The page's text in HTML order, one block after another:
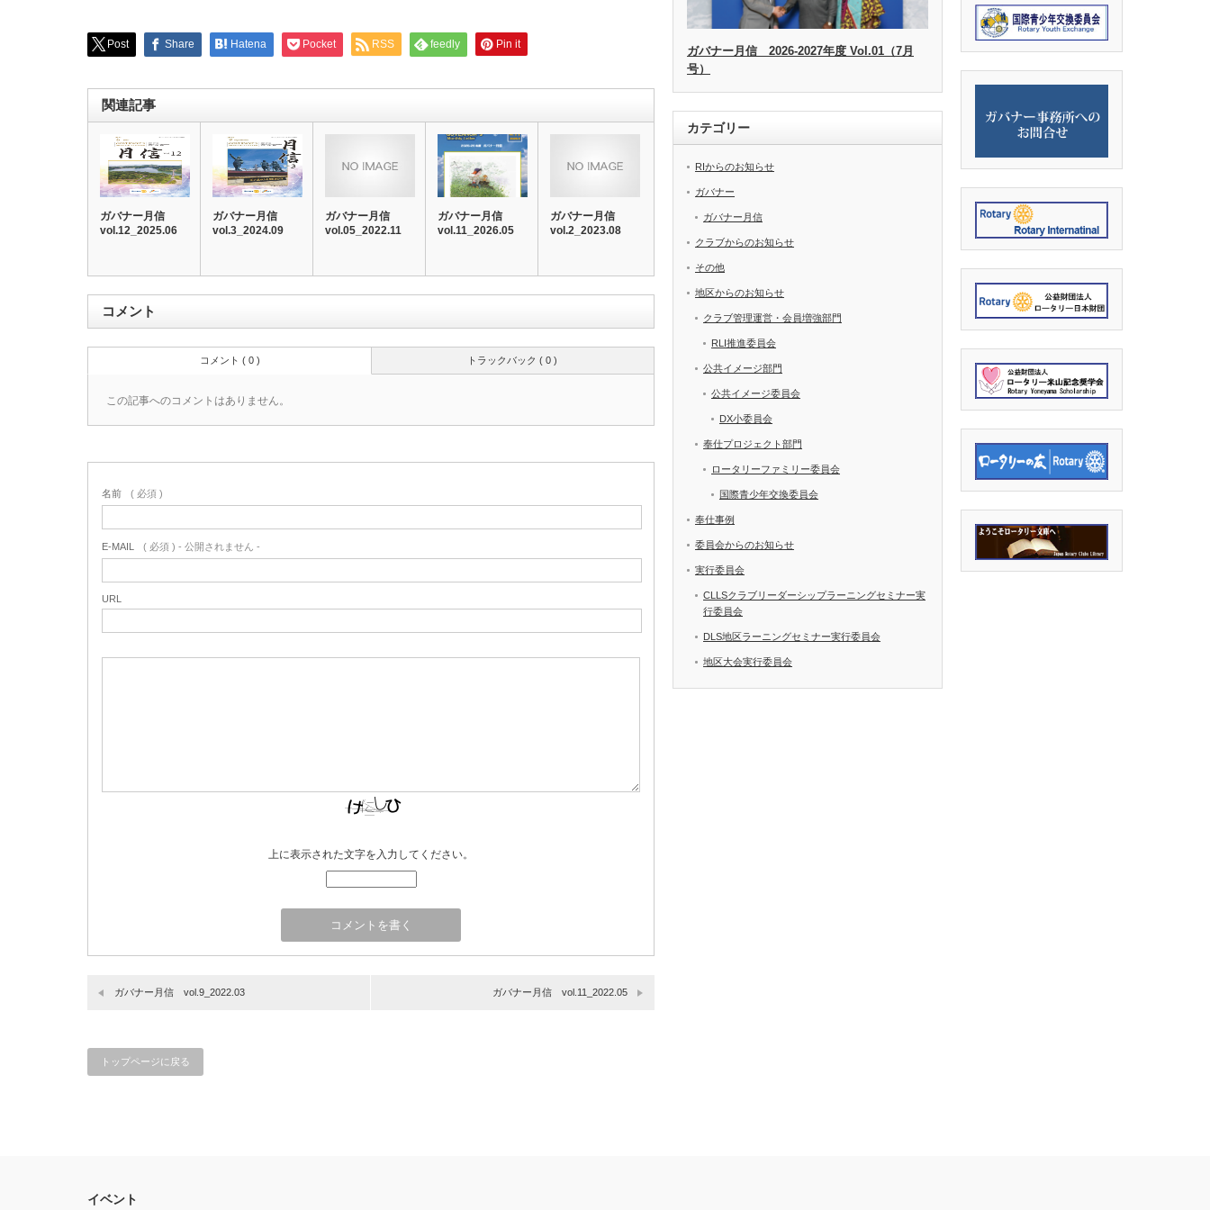
Post Share Hatena Pocket RSS feedly Pin it
関連記事
ガバナー月信
vol.12_2025.06
ガバナー月信
vol.3_2024.09
ガバナー月信
vol.05_2022.11
ガバナー月信
vol.11_2026.05
ガバナー月信
vol.2_2023.08
コメント
トラックバック ( 0 )
コメント ( 0 )
この記事へのコメントはありません。
名前 ( 必須 )
E-MAIL ( 必須 ) - 公開されません -
URL
上に表示された文字を入力してください。
ガバナー月信 vol.9_2022.03 ガバナー月信 vol.11_2022.05
トップページに戻る
ガバナー月信 2026-2027年度 Vol.01（7月
号）
カテゴリー
RIからのお知らせ
ガバナー
ガバナー月信
クラブからのお知らせ
その他
地区からのお知らせ
クラブ管理運営・会員増強部門
RLI推進委員会
公共イメージ部門
公共イメージ委員会
DX小委員会
奉仕プロジェクト部門
ロータリーファミリー委員会
国際青少年交換委員会
奉仕事例
委員会からのお知らせ
実行委員会
CLLSクラブリーダーシップラーニングセミナー実
行委員会
DLS地区ラーニングセミナー実行委員会
地区大会実行委員会
イベント